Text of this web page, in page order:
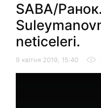
SABA/
neticeleri.
9 квітня 2019, 15:40